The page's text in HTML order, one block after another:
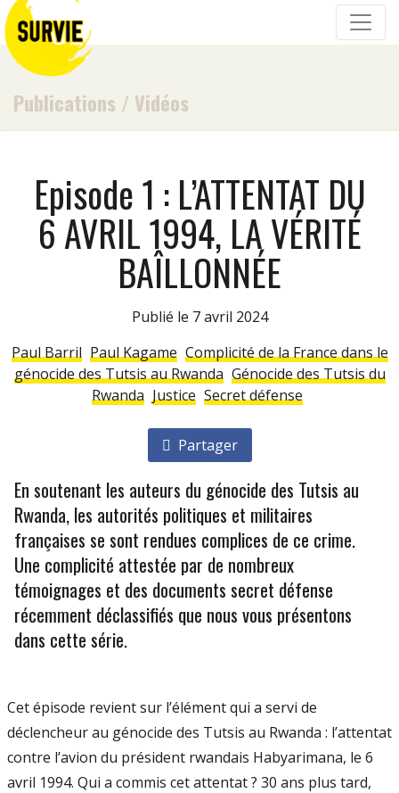
Publications / Vidéos
Episode 1 : L’ATTENTAT DU
6 AVRIL 1994, LA VÉRITÉ
BAÎLLONNÉE
Publié le 7 avril 2024
Paul Barril Paul Kagame Complicité de la France dans le
génocide des Tutsis au Rwanda Génocide des Tutsis du
Rwanda Justice Secret défense
Partager
En soutenant les auteurs du génocide des Tutsis au
Rwanda, les autorités politiques et militaires
françaises se sont rendues complices de ce crime.
Une complicité attestée par de nombreux
témoignages et des documents secret défense
récemment déclassifiés que nous vous présentons
dans cette série.
Cet épisode revient sur l’élément qui a servi de
déclencheur au génocide des Tutsis au Rwanda : l’attentat
contre l’avion du président rwandais Habyarimana, le 6
avril 1994. Qui a commis cet attentat ? 30 ans plus tard,